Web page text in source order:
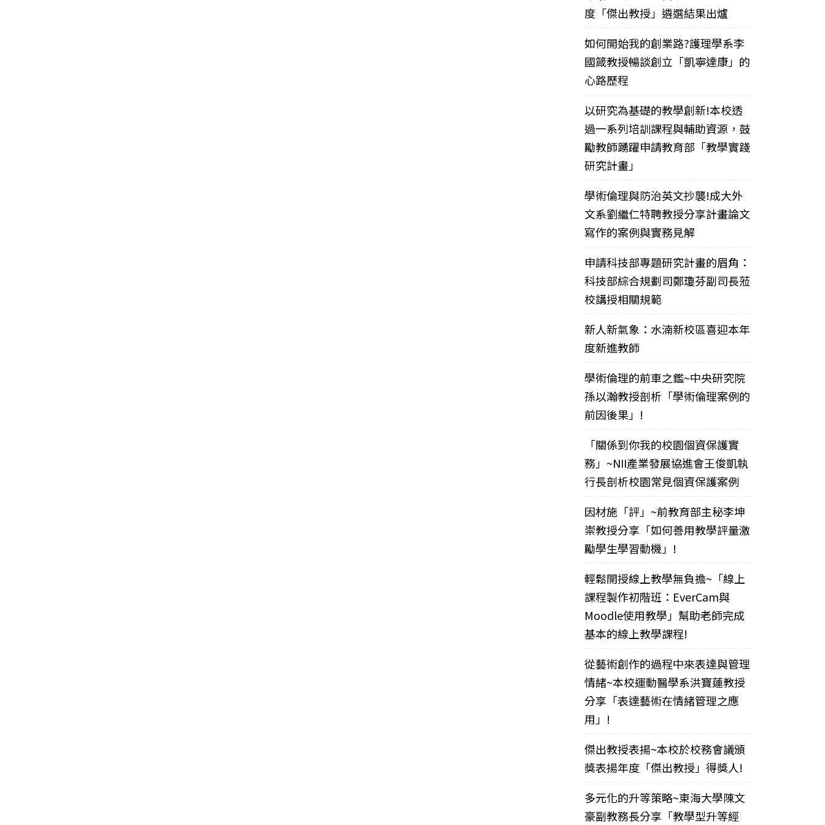
度「傑出教授」遴選結果出爐
如何開始我的創業路?護理學系李
國箴教授暢談創立「凱寧達康」的
心路歷程
以研究為基礎的教學創新!本校透
過一系列培訓課程與輔助資源，鼓
勵教師踴躍申請教育部「教學實踐
研究計畫」
學術倫理與防治英文抄襲!成大外
文系劉繼仁特聘教授分享計畫論文
寫作的案例與實務見解
申請科技部專題研究計畫的眉角：
科技部綜合規劃司鄭瓊芬副司長蒞
校講授相關規範
新人新氣象：水湳新校區喜迎本年
度新進教師
學術倫理的前車之鑑~中央研究院
孫以瀚教授剖析「學術倫理案例的
前因後果」!
「關係到你我的校園個資保護實
務」~NII產業發展協進會王俊凱執
行長剖析校園常見個資保護案例
因材施「評」~前教育部主秘李坤
崇教授分享「如何善用教學評量激
勵學生學習動機」!
輕鬆開授線上教學無負擔~「線上
課程製作初階班：EverCam與
Moodle使用教學」幫助老師完成
基本的線上教學課程!
從藝術創作的過程中來表達與管理
情緒~本校運動醫學系洪寶蓮教授
分享「表達藝術在情緒管理之應
用」!
傑出教授表揚~本校於校務會議頒
獎表揚年度「傑出教授」得獎人!
多元化的升等策略~東海大學陳文
豪副教務長分享「教學型升等經